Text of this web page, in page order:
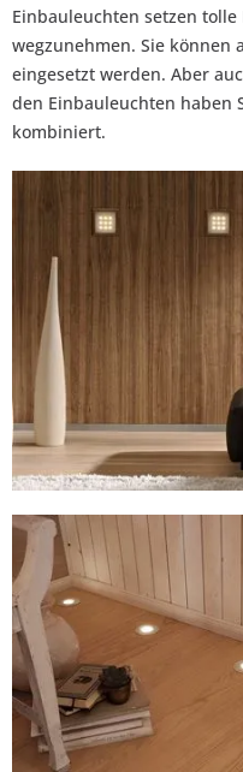
Einbauleuchten setzen
wegzunehmen. Sie können
eingesetzt werden. Aber
den Einbauleuchten haben
kombiniert.